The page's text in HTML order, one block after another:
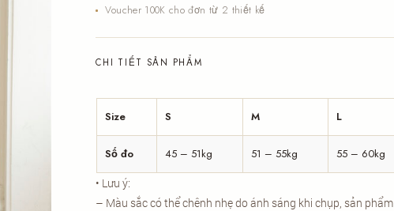
Voucher 100K cho đơn từ 2 thiết kế
CHI TIẾT SẢN PHẨM
Size S M L
Số đo 45 – 51kg 51 – 55kg
55 – 60kg
• Lưu ý:
– Màu sắc có thể chênh nhẹ do ánh sáng khi chụp, sản phẩm